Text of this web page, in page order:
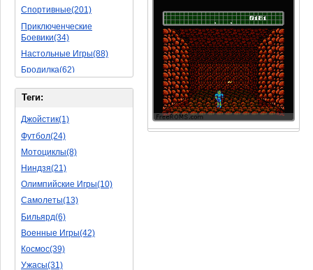
Спортивные(201)
Приключенческие
Боевики(34)
Настольные Игры(88)
Бродилка(62)
Стратегии(77)
Боевые RPG(50)
Симуляторы(31)
Леталки(24)
Симуляторы Жизни(76)
Уникальный(29)
Логические Игры(35)
Азартные(45)
Ролевые Игры(176)
Боевик(10)
Головоломка(11)
Rpg(14)
Теги:
Джойстик(1)
Футбол(24)
Мотоциклы(8)
Ниндзя(21)
Олимпийские Игры(10)
Самолеты(13)
Бильярд(6)
Военные Игры(42)
Космос(39)
Ужасы(31)